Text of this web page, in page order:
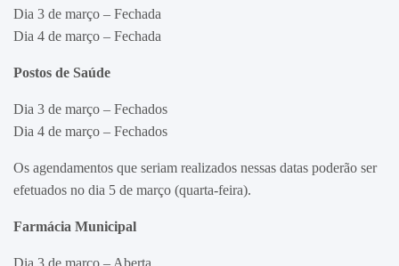
Dia 3 de março – Fechada
Dia 4 de março – Fechada
Postos de Saúde
Dia 3 de março – Fechados
Dia 4 de março – Fechados
Os agendamentos que seriam realizados nessas datas poderão ser
efetuados no dia 5 de março (quarta-feira).
Farmácia Municipal
Dia 3 de março – Aberta